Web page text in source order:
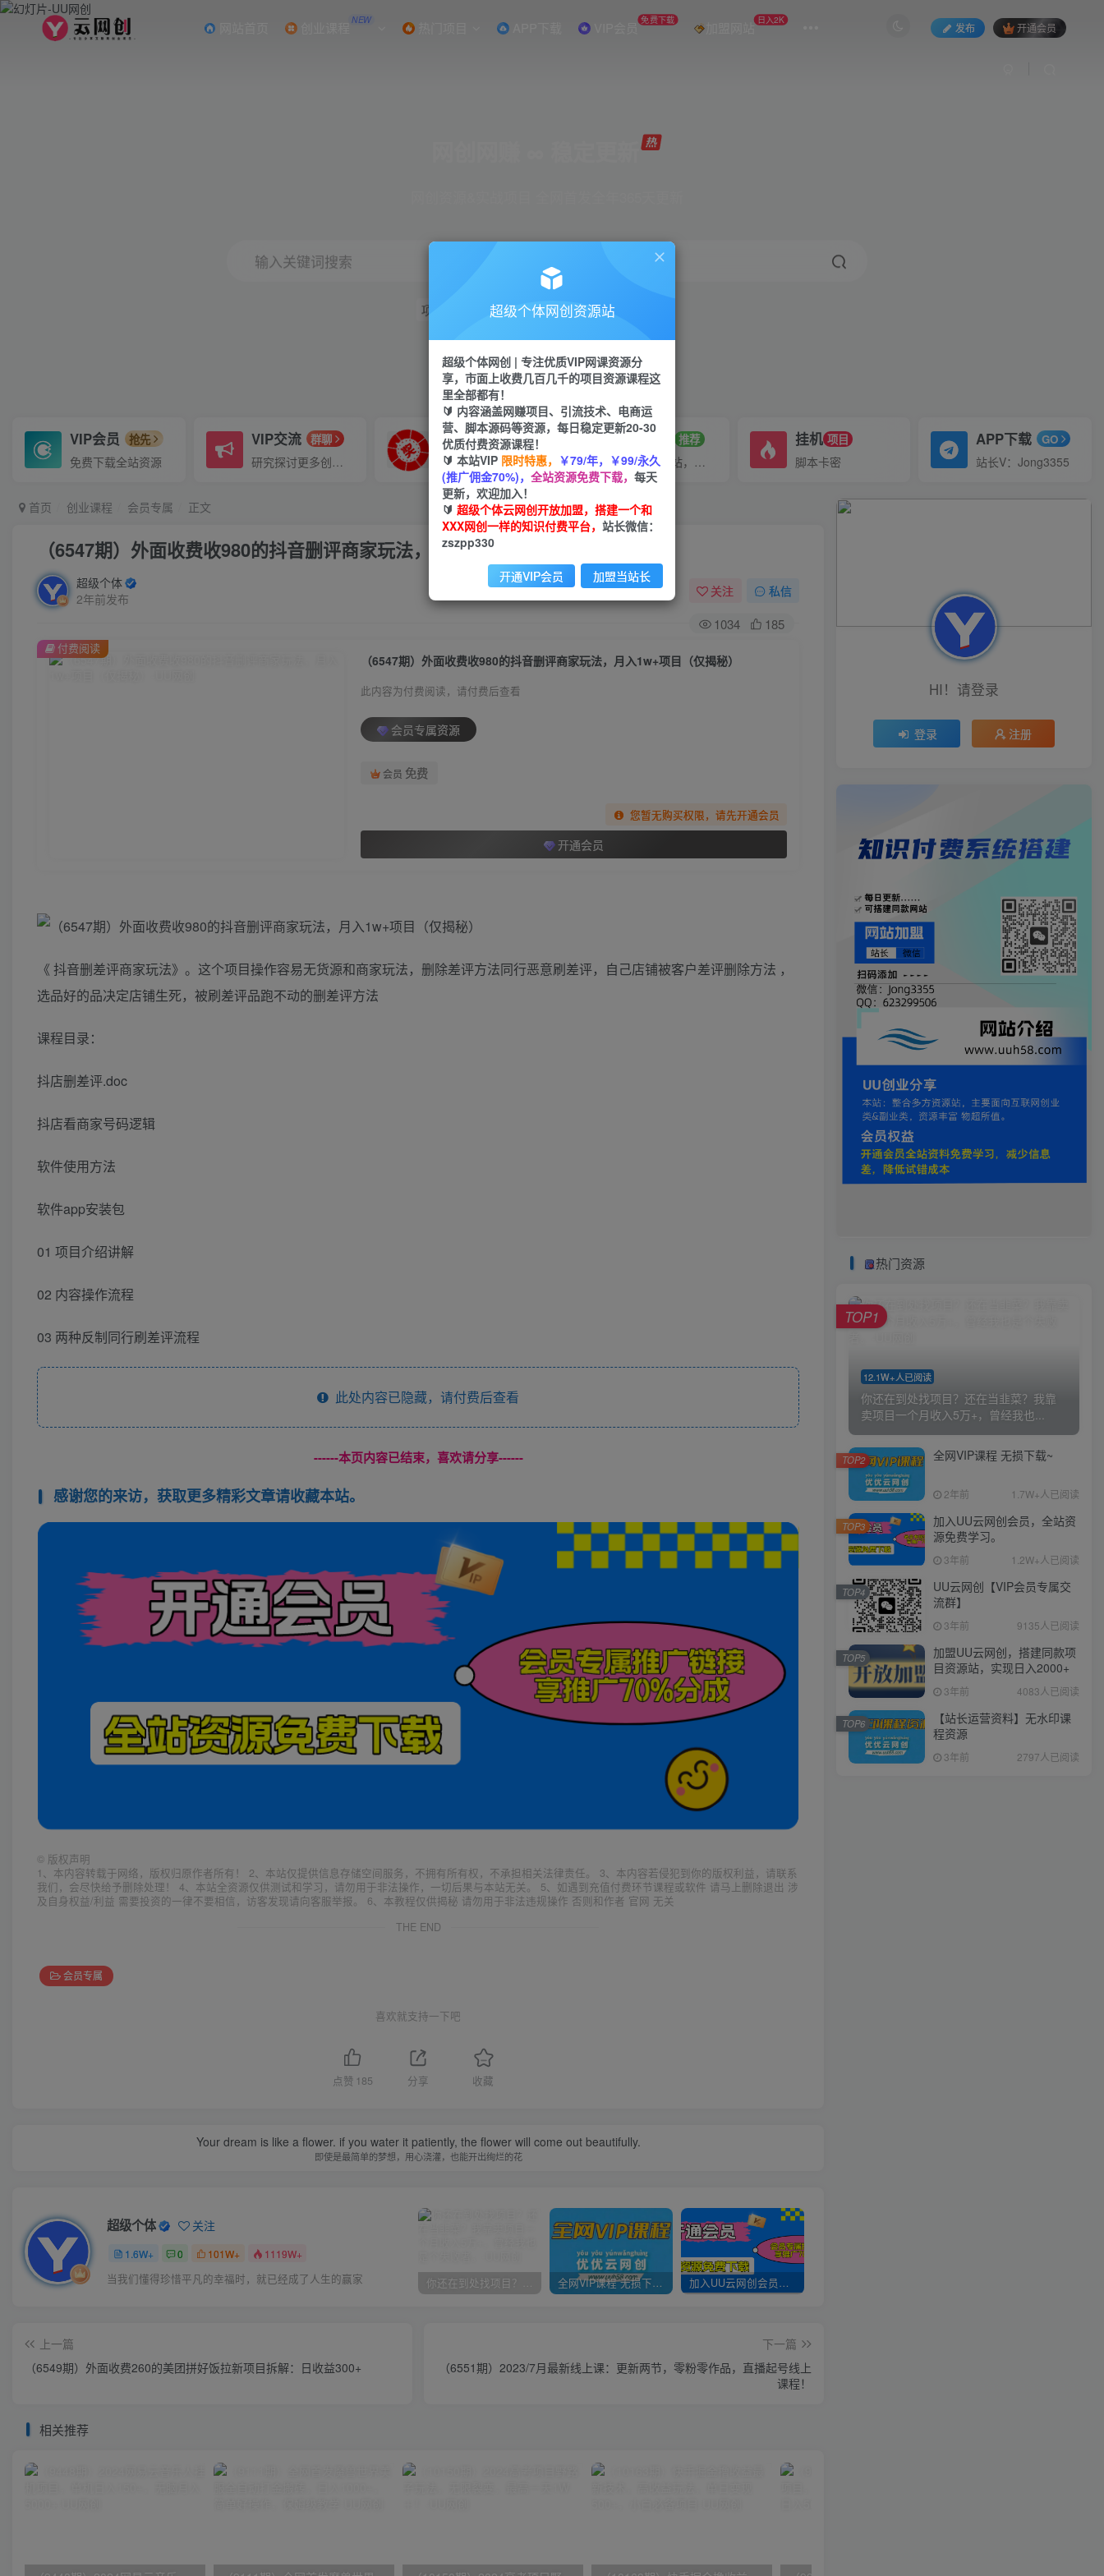
创业课程 NEW 热门项目 APP下载 VIP会员 免费下载 加盟网站 日入2K
发布 开通会员
输入关键词搜索
项目 引流 短视频 小红书
VIP会员 抢先
免费下载全站资源
VIP交流 群聊
研究探讨更多创业项目路子。
VIP推广
70%分佣
会员专属推广链接
招募站长 推荐
搭建同款网站，自己当老板
挂机 项目
脚本卡密
APP下载 GO
站长V：Jong3355
首页 创业课程 会员专属 正文
（6547期）外面收费收980的抖音删评商家玩法，月入1w+项目（仅揭秘）
超级个体
2年前发布
关注 私信
1034 185
（6547期）外面收费收980的抖音删评商家玩法，月入1w+项目（仅揭秘）
此内容为付费阅读，请付费后查看
会员专属资源
会员 免费
您暂无购买权限，请先开通会员
开通会员
付费阅读
《 抖音删差评商家玩法》。这个项目操作容易无货源和商家玩法，删除差评方法同行恶意刷差评，自己店铺被客户差评删除方法 ，
选品好的品决定店铺生死，被刷差评品跑不动的删差评方法
课程目录：
抖店删差评.doc
抖店看商家号码逻辑
软件使用方法
软件app安装包
01 项目介绍讲解
02 内容操作流程
03 两种反制同行刷差评流程
此处内容已隐藏，请付费后查看
------本页内容已结束，喜欢请分享------
感谢您的来访，获取更多精彩文章请收藏本站。
© 版权声明
1、本内容转载于网络，版权归原作者所有！ 2、本站仅提供信息存储空间服务，不拥有所有权，不承担相关法律责任。 3、本内容若侵犯到你的版权利益，请联系
我们，会尽快给予删除处理！ 4、本站全资源仅供测试和学习，请勿用于非法操作，一切后果与本站无关。 5、如遇到充值付费环节课程或软件 请马上删除退出 涉
及自身权益/利益 需要投资的一律不要相信，访客发现请向客服举报。 6、本教程仅供揭秘 请勿用于非法违规操作 否则和作者 官网 无关
THE END
会员专属
喜欢就支持一下吧
点赞 185 分享 收藏
Your dream is like a flower. if you water it patiently, the flower will come out beautifully.
即使是最简单的梦想，用心浇灌，也能开出绚烂的花
超级个体 关注
1.6W+ 0 101W+ 1119W+
当我们懂得珍惜平凡的幸福时，就已经成了人生的赢家 你还在到处找项目？还在当韭菜？我靠卖项目一个月收入5万+，曾经我也是个失败者。 全网VIP课程 无损下载~ 加入UU云网创会员，全站资源免费学习。
上一篇
（6549期）外面收费260的美团拼好饭拉新项目拆解：日收益300+
下一篇
（6551期）2023/7月最新线上课：更新两节，零粉零作品，直播起号线上
课程！
相关推荐
HI！请登录
登录 注册
热门资源
12.1W+人已阅读
你还在到处找项目？还在当韭菜？我靠
卖项目一个月收入5万+，曾经我也...
TOP1
全网VIP课程 无损下载~
2年前 1.7W+人已阅读
TOP2
加入UU云网创会员，全站资
源免费学习。
3年前 1.2W+人已阅读
TOP3
UU云网创【VIP会员专属交
流群】
3年前 9135人已阅读
TOP4
加盟UU云网创，搭建同款项
目资源站，实现日入2000+
3年前 4083人已阅读
TOP5
【站长运营资料】无水印课
程资源
3年前 2797人已阅读
TOP6
超级个体网创资源站
超级个体网创 | 专注优质VIP网课资源分
享，市面上收费几百几千的项目资源课程这
里全部都有！
🔰 内容涵盖网赚项目、引流技术、电商运
营、脚本源码等资源，每日稳定更新20-30
优质付费资源课程！
🔰 本站VIP 限时特惠， ￥79/年，￥99/永久
(推广佣金70%)， 全站资源免费下载， 每天
更新，欢迎加入！
🔰 超级个体云网创开放加盟，搭建一个和
XXX网创一样的知识付费平台， 站长微信：
zszpp330
开通VIP会员 加盟当站长